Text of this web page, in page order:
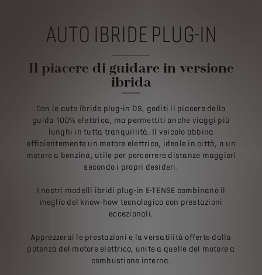
AUTO IBRIDE PLUG-IN
Il piacere di guidare in versione
ibrida
Con le auto ibride plug-in DS, goditi il piacere della
guida 100% elettrica, ma permettiti anche viaggi più
lunghi in tutta tranquillità. Il veicolo abbina
efficientemente un motore elettrico, ideale in città, a un
motore a benzina, utile per percorrere distanze maggiori
secondo i propri desideri.
I nostri modelli ibridi plug-in E-TENSE combinano il
meglio del know-how tecnologico con prestazioni
eccezionali.
Apprezzerai le prestazioni e la versatilità offerte dalla
potenza del motore elettrico, unite a quelle del motore a
combustione interna.